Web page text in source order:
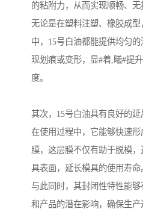
的粘附力，从而实现顺畅、无
无论是在塑料注塑、橡胶成
中，15号白油都能提供均匀
现划痕或变形，显#着,曦#提
度。
其次，15号白油具有良好的延
在使用过程中，它能够快速
膜，这层膜不仅有助于脱模
具表面，延长模具的使用寿命
与此同时，其封闭性特性能
和产品的潜在影响，确保生产